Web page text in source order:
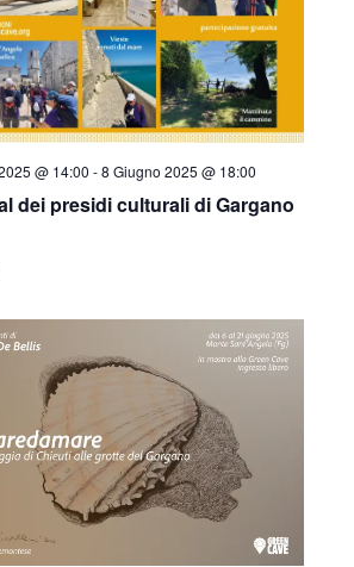
dei presidi culturali di Gargano
@ 14:00 -8 Giugno 2025 @ 18:00